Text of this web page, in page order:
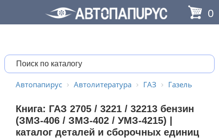
0
Автопапирус Автолитература ГАЗ Газель
Книга: ГАЗ 2705 / 3221 / 32213 бензин
(ЗМЗ-406 / ЗМЗ-402 / УМЗ-4215) |
каталог деталей и сборочных единиц